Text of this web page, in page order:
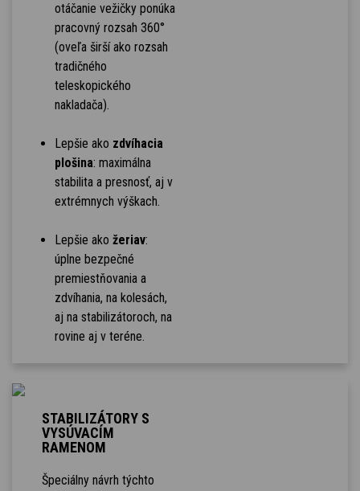
otáčanie vežičky ponúka
pracovný rozsah 360°
(oveľa širší ako rozsah
tradičného
teleskopického
nakladača).
Lepšie ako zdvíhacia
plošina: maximálna
stabilita a presnosť, aj v
extrémnych výškach.
Lepšie ako žeriav:
úplne bezpečné
premiestňovania a
zdvíhania, na kolesách,
aj na stabilizátoroch, na
rovine aj v teréne.
STABILIZÁTORY S
VYSÚVACÍM
RAMENOM
Špeciálny návrh týchto